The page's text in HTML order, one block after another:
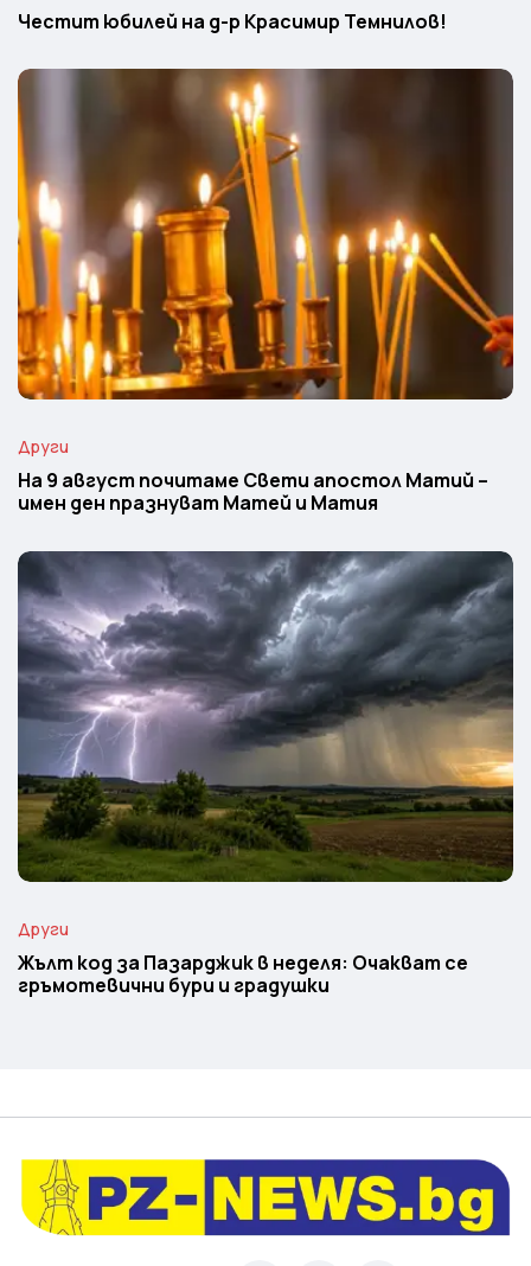
Честит юбилей на д-р Красимир Темнилов!
Други
На 9 август почитаме Свети апостол Матий –
имен ден празнуват Матей и Матия
Други
Жълт код за Пазарджик в неделя: Очакват се
гръмотевични бури и градушки